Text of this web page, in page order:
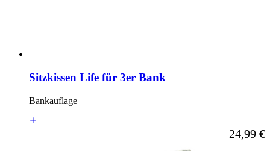
Sitzkissen Life für 3er Bank
Bankauflage
Ab
24,99 €